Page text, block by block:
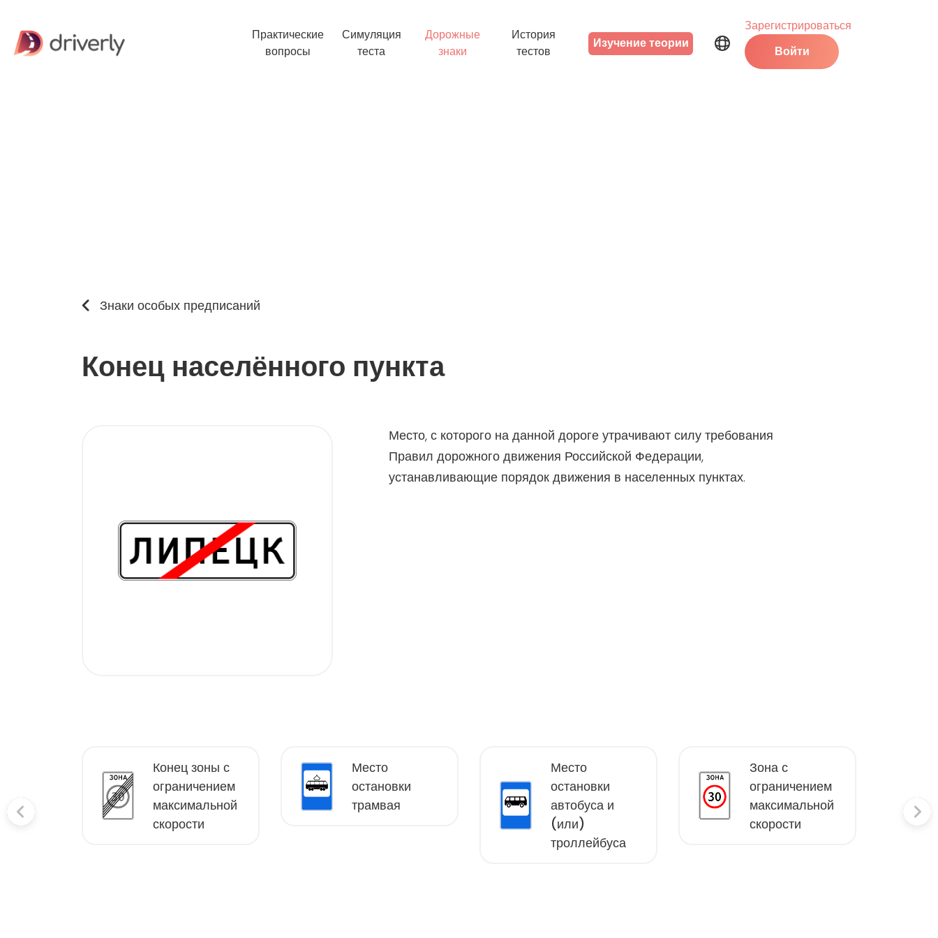
Практические
вопросы
Симуляция
теста
Дорожные
знаки
История
тестов
Изучение теории
Зарегистрироваться
Войти
Знаки особых предписаний
Конец населённого пункта
Место, с которого на данной дороге утрачивают силу требования
Правил дорожного движения Российской Федерации,
устанавливающие порядок движения в населенных пунктах.
Конец зоны с
ограничением
максимальной
скорости
Место
остановки
трамвая
Место
остановки
автобуса и
(или)
троллейбуса
Зона с
ограничением
максимальной
скорости